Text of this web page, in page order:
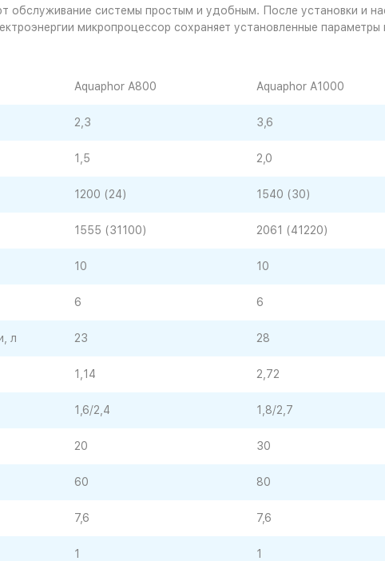
обслуживание системы простым и удобным. После установки и
микропроцессор сохраняет установленные параметры
Aquaphor A800 Aquaphor A1000
2,3 3,6
1,5 2,0
1200 (24) 1540 (30)
1555 (31100) 2061 (41220)
10 10
6 6
л 23 28
1,14 2,72
1,6/2,4 1,8/2,7
20 30
60 80
7,6 7,6
1 1